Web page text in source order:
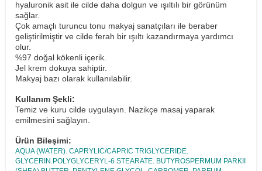
hyaluronik asit ile cilde daha dolgun ve ışıltılı bir görünüm
sağlar.
Çok amaçlı turuncu tonu makyaj sanatçıları ile beraber
geliştirilmiştir ve cilde ferah bir ışıltı kazandırmaya yardımcı
olur.
%97 doğal kökenli içerik.
Jel krem dokuya sahiptir.
Makyaj bazı olarak kullanılabilir.
Kullanım Şekli:
Temiz ve kuru cilde uygulayın. Nazikçe masaj yaparak
emilmesini sağlayın.
Ürün Bileşimi:
AQUA (WATER). CAPRYLIC/CAPRIC TRIGLYCERIDE.
GLYCERIN.POLYGLYCERYL-6 STEARATE. BUTYROSPERMUM PARKII